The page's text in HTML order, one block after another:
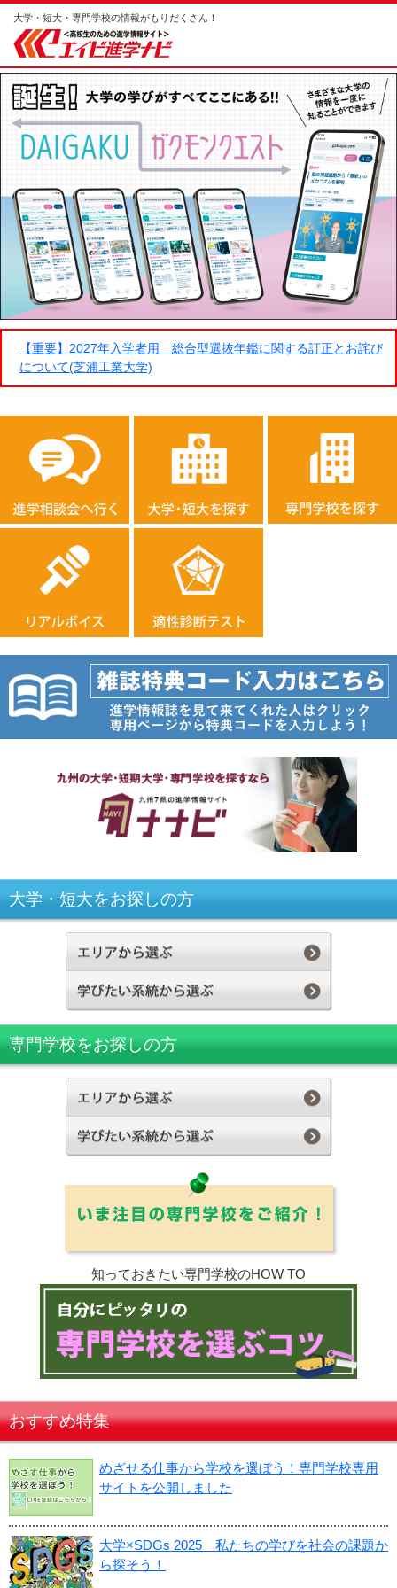
大学・短大・専門学校の情報がもりだくさん！
【重要】2027年入学者用 総合型選抜年鑑に関する訂正とお詫び
について(芝浦工業大学)
大学・短大をお探しの方
専門学校をお探しの方
知っておきたい専門学校のHOW TO
おすすめ特集
めざせる仕事から学校を選ぼう！専門学校専用
サイトを公開しました
大学×SDGs 2025 私たちの学びを社会の課題か
ら探そう！